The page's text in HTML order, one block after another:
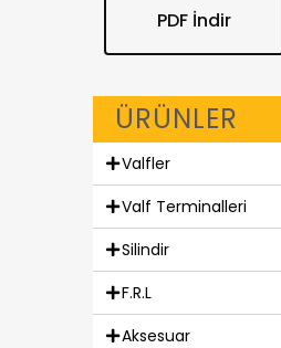
PDF İndir
ÜRÜNLER
Valfler
Valf Terminalleri
Silindir
F.R.L
Aksesuar